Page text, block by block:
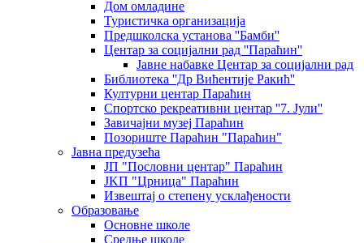
Дом омладине
Туристичка организација
Предшколска установа ''Бамби''
Центар за социјални рад ''Параћин''
Јавне набавке Центар за социјални рад
Библиотека ''Др Вићентије Ракић''
Културни центар Параћин
Спортско рекреативни центар ''7. Јули''
Завичајни музеј Параћин
Позориште Параћин "Параћин"
Јавна предузећа
ЈП "Пословни центар" Параћин
ЈKП "Црница" Параћин
Извештај о степену усклађености
Образовање
Основне школе
Средње школе